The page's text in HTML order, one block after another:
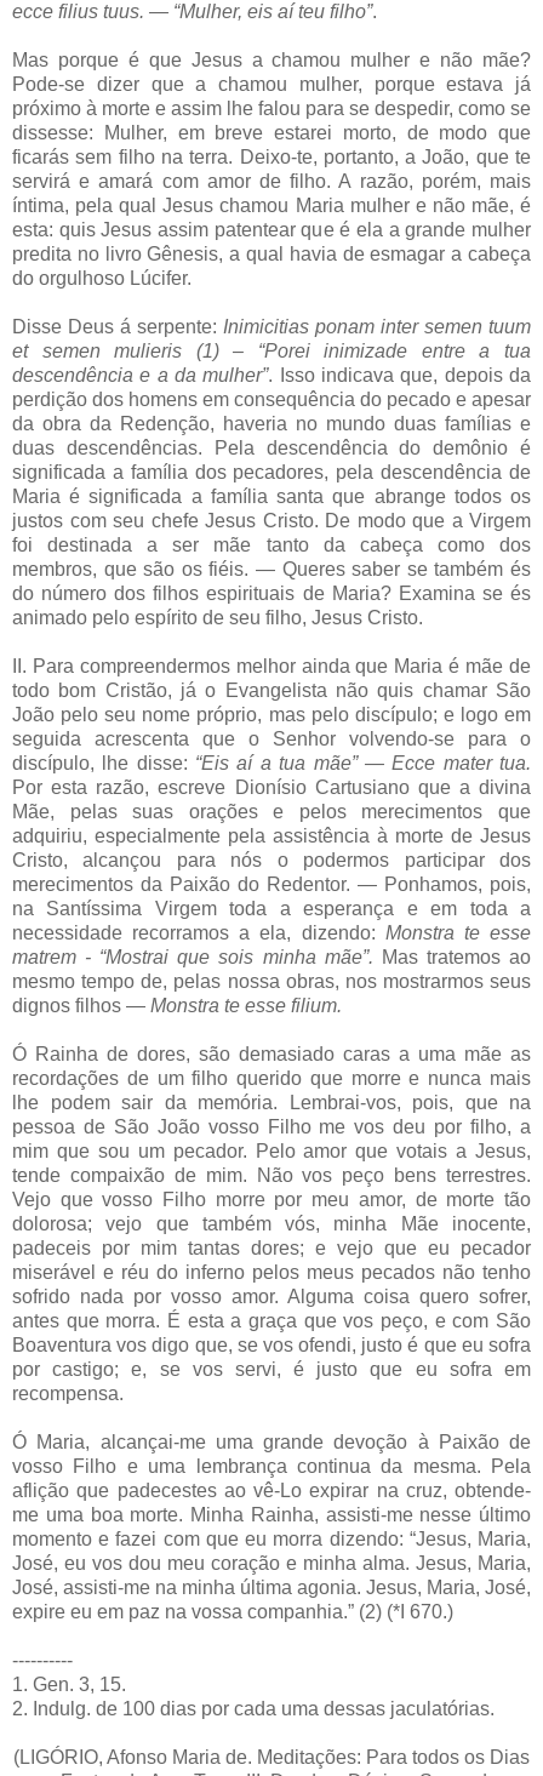
ecce filius tuus. — “Mulher, eis aí teu filho”.
Mas porque é que Jesus a chamou mulher e não mãe?
Pode-se dizer que a chamou mulher, porque estava já
próximo à morte e assim lhe falou para se despedir, como se
dissesse: Mulher, em breve estarei morto, de modo que
ficarás sem filho na terra. Deixo-te, portanto, a João, que te
servirá e amará com amor de filho. A razão, porém, mais
íntima, pela qual Jesus chamou Maria mulher e não mãe, é
esta: quis Jesus assim patentear que é ela a grande mulher
predita no livro Gênesis, a qual havia de esmagar a cabeça
do orgulhoso Lúcifer.
Disse Deus á serpente: Inimicitias ponam inter semen tuum
et semen mulieris (1) – “Porei inimizade entre a tua
descendência e a da mulher”. Isso indicava que, depois da
perdição dos homens em consequência do pecado e apesar
da obra da Redenção, haveria no mundo duas famílias e
duas descendências. Pela descendência do demônio é
significada a família dos pecadores, pela descendência de
Maria é significada a família santa que abrange todos os
justos com seu chefe Jesus Cristo. De modo que a Virgem
foi destinada a ser mãe tanto da cabeça como dos
membros, que são os fiéis. — Queres saber se também és
do número dos filhos espirituais de Maria? Examina se és
animado pelo espírito de seu filho, Jesus Cristo.
II. Para compreendermos melhor ainda que Maria é mãe de
todo bom Cristão, já o Evangelista não quis chamar São
João pelo seu nome próprio, mas pelo discípulo; e logo em
seguida acrescenta que o Senhor volvendo-se para o
discípulo, lhe disse: “Eis aí a tua mãe” — Ecce mater tua.
Por esta razão, escreve Dionísio Cartusiano que a divina
Mãe, pelas suas orações e pelos merecimentos que
adquiriu, especialmente pela assistência à morte de Jesus
Cristo, alcançou para nós o podermos participar dos
merecimentos da Paixão do Redentor. — Ponhamos, pois,
na Santíssima Virgem toda a esperança e em toda a
necessidade recorramos a ela, dizendo: Monstra te esse
matrem - “Mostrai que sois minha mãe”. Mas tratemos ao
mesmo tempo de, pelas nossa obras, nos mostrarmos seus
dignos filhos — Monstra te esse filium.
Ó Rainha de dores, são demasiado caras a uma mãe as
recordações de um filho querido que morre e nunca mais
lhe podem sair da memória. Lembrai-vos, pois, que na
pessoa de São João vosso Filho me vos deu por filho, a
mim que sou um pecador. Pelo amor que votais a Jesus,
tende compaixão de mim. Não vos peço bens terrestres.
Vejo que vosso Filho morre por meu amor, de morte tão
dolorosa; vejo que também vós, minha Mãe inocente,
padeceis por mim tantas dores; e vejo que eu pecador
miserável e réu do inferno pelos meus pecados não tenho
sofrido nada por vosso amor. Alguma coisa quero sofrer,
antes que morra. É esta a graça que vos peço, e com São
Boaventura vos digo que, se vos ofendi, justo é que eu sofra
por castigo; e, se vos servi, é justo que eu sofra em
recompensa.
Ó Maria, alcançai-me uma grande devoção à Paixão de
vosso Filho e uma lembrança continua da mesma. Pela
aflição que padecestes ao vê-Lo expirar na cruz, obtende-
me uma boa morte. Minha Rainha, assisti-me nesse último
momento e fazei com que eu morra dizendo: “Jesus, Maria,
José, eu vos dou meu coração e minha alma. Jesus, Maria,
José, assisti-me na minha última agonia. Jesus, Maria, José,
expire eu em paz na vossa companhia.” (2) (*I 670.)
----------
1. Gen. 3, 15.
2. Indulg. de 100 dias por cada uma dessas jaculatórias.
(LIGÓRIO, Afonso Maria de. Meditações: Para todos os Dias